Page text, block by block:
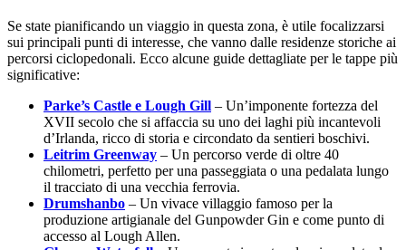
Se state pianificando un viaggio in questa zona, è utile focalizzarsi
sui principali punti di interesse, che vanno dalle residenze storiche ai
percorsi ciclopedonali. Ecco alcune guide dettagliate per le tappe più
significative:
Parke’s Castle e Lough Gill – Un’imponente fortezza del
XVII secolo che si affaccia su uno dei laghi più incantevoli
d’Irlanda, ricco di storia e circondato da sentieri boschivi.
Leitrim Greenway – Un percorso verde di oltre 40
chilometri, perfetto per una passeggiata o una pedalata lungo
il tracciato di una vecchia ferrovia.
Drumshanbo – Un vivace villaggio famoso per la
produzione artigianale del Gunpowder Gin e come punto di
accesso al Lough Allen.